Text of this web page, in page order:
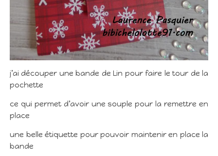
j’ai découper une bande de Lin pour faire le tour de la
pochette
ce qui permet d’avoir une souple pour la remettre en
place
une belle étiquette pour pouvoir maintenir en place la
bande